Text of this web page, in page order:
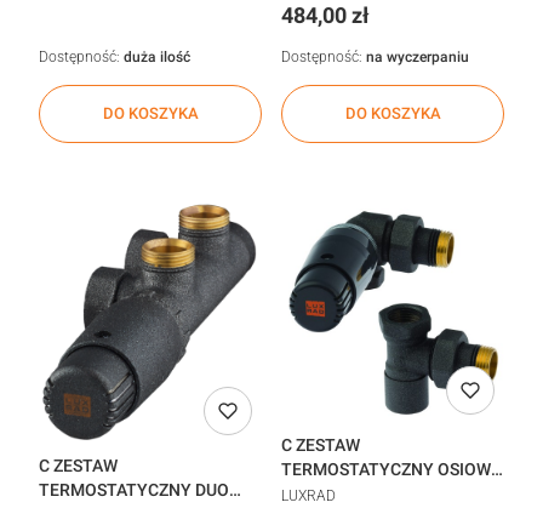
DO KOSZYKA
Dostępność: duża ilość
Cena
484,00 zł
DO KOSZYKA
Dostępność: na wyczerpaniu
C ZESTAW
TERMOSTATYCZNY DUO
C ZESTAW
TERMOSTATYCZNY OSIOWY
PRAWY GRAFIT STR
LUXRAD